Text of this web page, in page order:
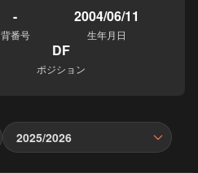
-
背番号
2004/06/11
生年月日
DF
ポジション
2025/2026